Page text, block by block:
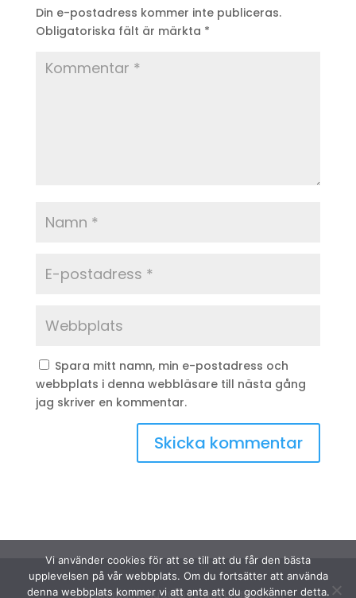
Din e-postadress kommer inte publiceras.
Obligatoriska fält är märkta *
Spara mitt namn, min e-postadress och
webbplats i denna webbläsare till nästa gång
jag skriver en kommentar.
© Sydinakläder.nu 2026 | Efwa i Lindhult AB |
Vi använder cookies för att se till att du får den bästa
upplevelsen på vår webbplats. Om du fortsätter att använda
denna webbplats kommer vi att anta att du godkänner detta.